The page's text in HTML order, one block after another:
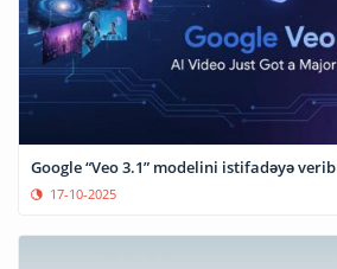
Google “Veo 3.1” modelini istifadəyə verib
17-10-2025